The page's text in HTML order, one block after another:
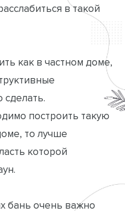
в такой
как в частном доме,
построить такую
то лучше
которой
бань очень важно